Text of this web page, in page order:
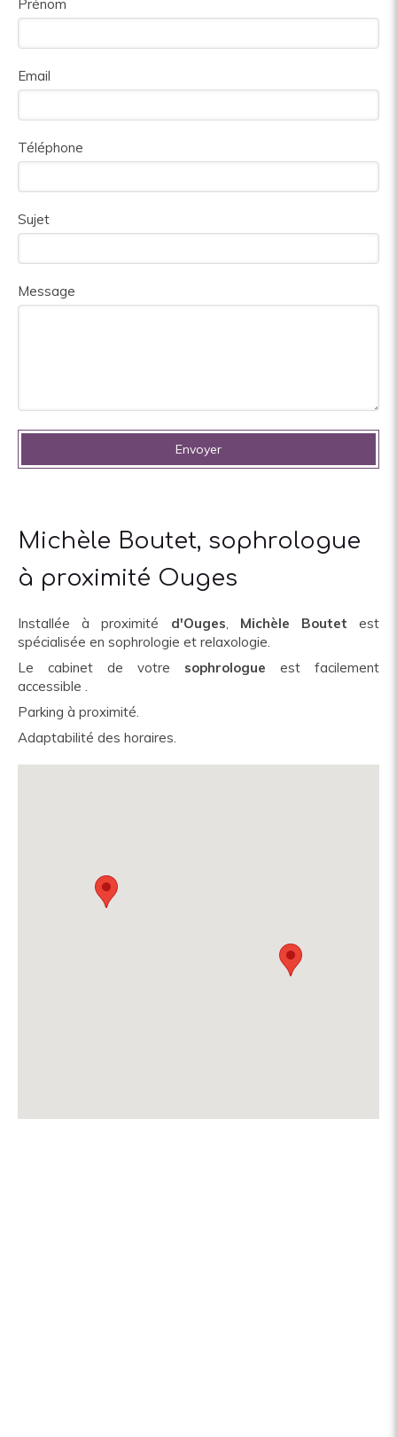
Prénom
Email
Téléphone
Sujet
Message
Envoyer
Michèle Boutet, sophrologue
à proximité Ouges
Installée à proximité d'Ouges, Michèle Boutet est
spécialisée en sophrologie et relaxologie.
Le cabinet de votre sophrologue est facilement
accessible .
Parking à proximité.
Adaptabilité des horaires.